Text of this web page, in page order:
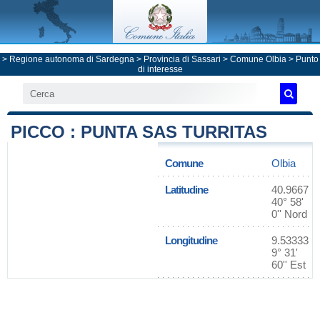
> Regione autonoma di Sardegna> Provincia di Sassari > Comune Olbia> Punto
di interesse
PICCO : PUNTA SAS TURRITAS
Comune Olbia
Latitudine
40.9667
40° 58'
0'' Nord
Longitudine
9.53333
9° 31'
60'' Est